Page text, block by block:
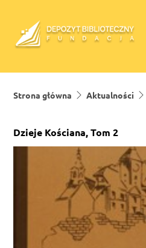
Strona główna Aktualności
Dzieje Kościana, Tom 2